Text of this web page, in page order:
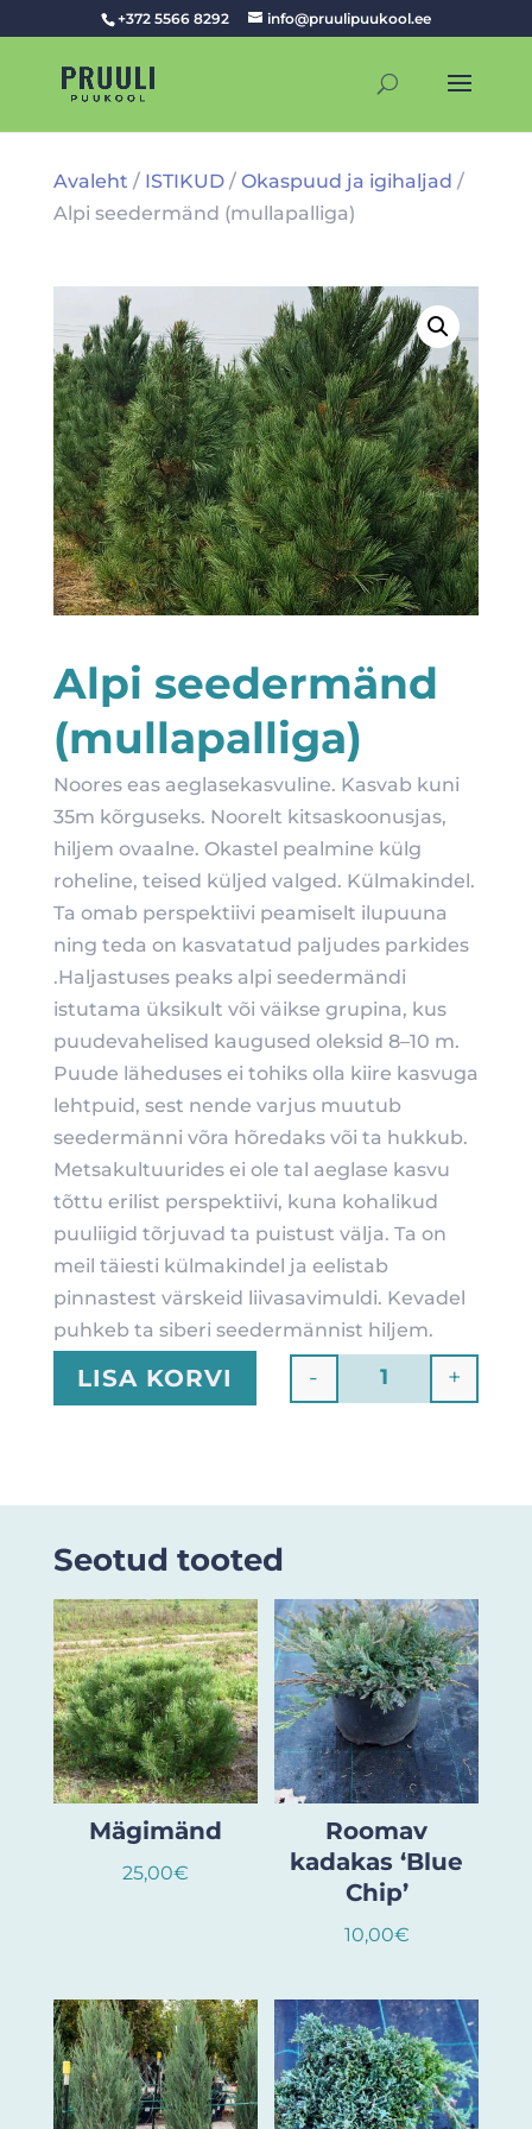
+372 5566 8292 info@pruulipuukool.ee
Avaleht / ISTIKUD/ Okaspuud ja igihaljad /
Alpi seedermänd (mullapalliga)
Alpi seedermänd
(mullapalliga)
Noores eas aeglasekasvuline. Kasvab kuni
35m kõrguseks. Noorelt kitsaskoonusjas,
hiljem ovaalne. Okastel pealmine külg
roheline, teised küljed valged. Külmakindel.
Ta omab perspektiivi peamiselt ilupuuna
ning teda on kasvatatud paljudes parkides
.Haljastuses peaks alpi seedermändi
istutama üksikult või väikse grupina, kus
puudevahelised kaugused oleksid 8–10 m.
Puude läheduses ei tohiks olla kiire kasvuga
lehtpuid, sest nende varjus muutub
seedermänni võra hõredaks või ta hukkub.
Metsakultuurides ei ole tal aeglase kasvu
tõttu erilist perspektiivi, kuna kohalikud
puuliigid tõrjuvad ta puistust välja. Ta on
meil täiesti külmakindel ja eelistab
pinnastest värskeid liivasavimuldi. Kevadel
puhkeb ta siberi seedermännist hiljem.
Quantity
- +
LISA KORVI
Seotud tooted
Mägimänd
25,00€
Roomav
kadakas ‘Blue
Chip’
10,00€